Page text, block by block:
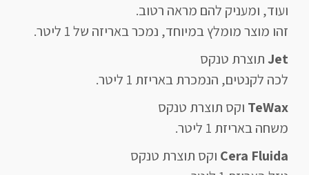
ועוד, ומעניק להם מראה רטוב.
זהו מוצר מומלץ במיוחד, נמכר באריזה של 1 ליטר.
Jetתוצרת טנקס
לכה לקנטים, הנמכרת באריזת 1 ליטר.
TeWax וקס תוצרת טנקס
משחה באריזת 1 ליטר.
Cera Fluida וקס תוצרת טנקס